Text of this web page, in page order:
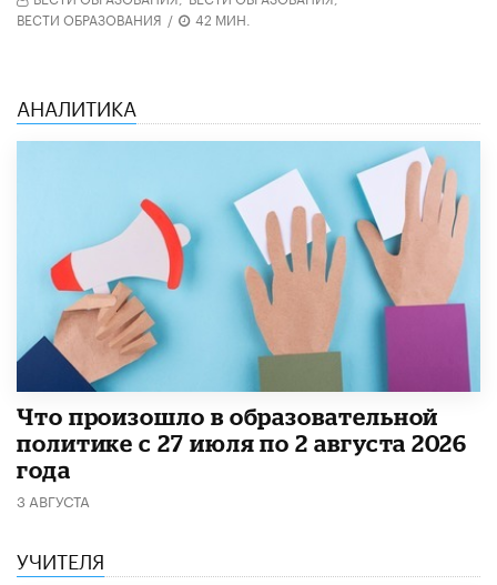
ВЕСТИ ОБРАЗОВАНИЯ / 42 МИН.
АНАЛИТИКА
​Что произошло в образовательной
политике с 27 июля по 2 августа 2026
года
3 АВГУСТА
УЧИТЕЛЯ